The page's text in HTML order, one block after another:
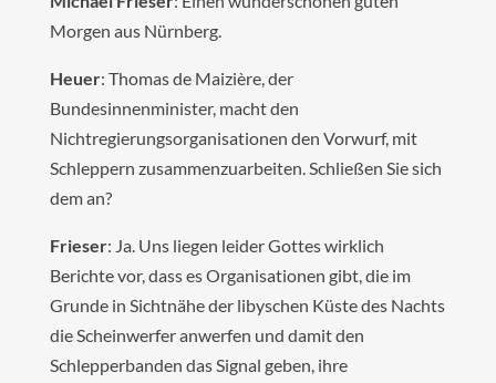
Morgen aus Nürnberg.
Heuer: Thomas de Maizière, der
Bundesinnenminister, macht den
Nichtregierungsorganisationen den Vorwurf, mit
Schleppern zusammenzuarbeiten. Schließen Sie sich
dem an?
Frieser: Ja. Uns liegen leider Gottes wirklich
Berichte vor, dass es Organisationen gibt, die im
Grunde in Sichtnähe der libyschen Küste des Nachts
die Scheinwerfer anwerfen und damit den
Schlepperbanden das Signal geben, ihre